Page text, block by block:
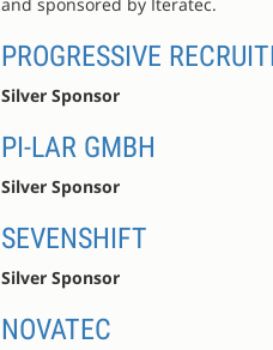
PROGRESSIVE
Silver Sponsor
PI-LAR GMBH
Silver Sponsor
SEVENSHIFT
Silver Sponsor
NOVATEC